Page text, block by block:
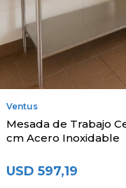
Ventus
Mesada de Trabajo
cm Acero Inoxidable
USD 597,19